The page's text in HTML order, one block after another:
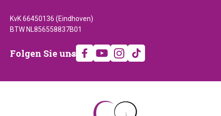
KvK 66450136 (Eindhoven)
BTW NL856558837B01
Folgen
uns
Folgen Sie uns